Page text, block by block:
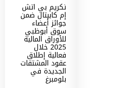
تكريم بي اتش
إم كابيتال ضمن
جوائز أعضاء
سوق أبوظبي
للأوراق المالية
2025 خلال
فعالية إطلاق
عقود المشتقات
الجديدة في
بلومبرغ